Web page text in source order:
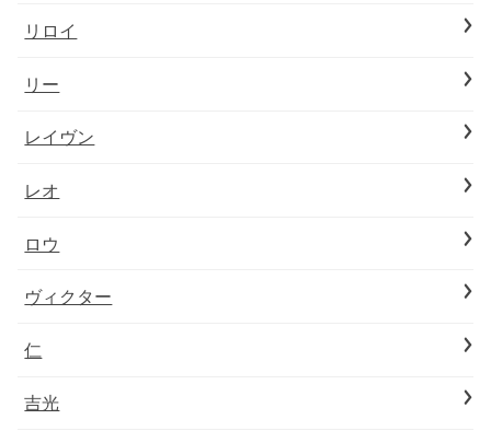
リロイ
リー
レイヴン
レオ
ロウ
ヴィクター
仁
吉光